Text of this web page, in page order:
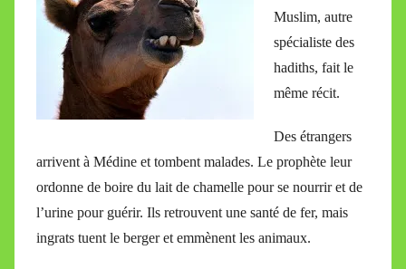
l
e
t
Muslim, autre
spécialiste des
hadiths, fait le
même récit.
Des étrangers
arrivent à Médine et tombent malades. Le prophète leur
ordonne de boire du lait de chamelle pour se nourrir et de
l’urine pour guérir. Ils retrouvent une santé de fer, mais
ingrats tuent le berger et emmènent les animaux.